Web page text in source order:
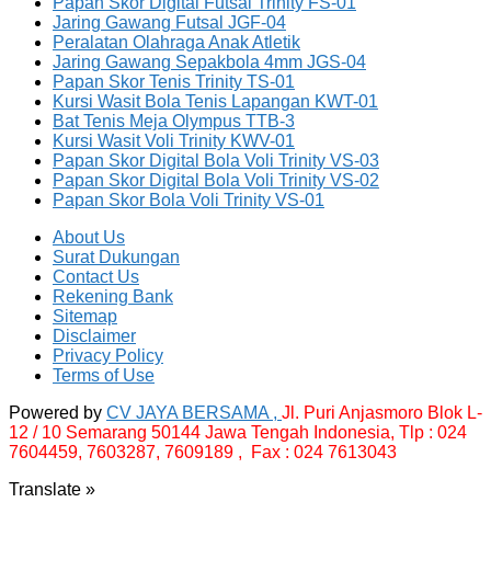
Jaring Gawang Futsal JGF-04
Peralatan Olahraga Anak Atletik
Jaring Gawang Sepakbola 4mm JGS-04
Papan Skor Tenis Trinity TS-01
Kursi Wasit Bola Tenis Lapangan KWT-01
Bat Tenis Meja Olympus TTB-3
Kursi Wasit Voli Trinity KWV-01
Papan Skor Digital Bola Voli Trinity VS-03
Papan Skor Digital Bola Voli Trinity VS-02
Papan Skor Bola Voli Trinity VS-01
About Us
Surat Dukungan
Contact Us
Rekening Bank
Sitemap
Disclaimer
Privacy Policy
Terms of Use
Powered by CV JAYA BERSAMA , Jl. Puri Anjasmoro Blok L-
12 / 10 Semarang 50144 Jawa Tengah Indonesia, Tlp : 024
7604459, 7603287, 7609189 , Fax : 024 7613043
Translate »